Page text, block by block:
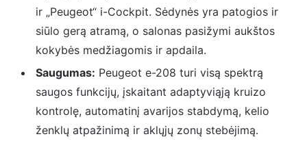
ir „Peugeot“ i-Cockpit. Sėdynės yra patogios ir
siūlo gerą atramą, o salonas pasižymi aukštos
kokybės medžiagomis ir apdaila.
Saugumas: Peugeot e-208 turi visą spektrą
saugos funkcijų, įskaitant adaptyviąją kruizo
kontrolę, automatinį avarijos stabdymą, kelio
ženklų atpažinimą ir aklųjų zonų stebėjimą.